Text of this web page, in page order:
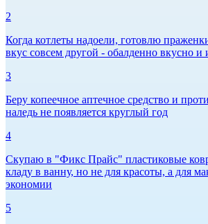
2
Когда котлеты надоели, готовлю
вкус совсем другой - обалденно вкусно и
3
Беру копеечное аптечное средство и
наледь не появляется круглый год
4
Скупаю в "Фикс Прайс" пластиковые
кладу в ванну, но не для красоты, а для
экономии
5